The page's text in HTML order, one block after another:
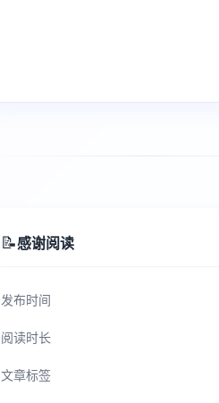
📝感谢阅读
发布时间
阅读时长
文章标签